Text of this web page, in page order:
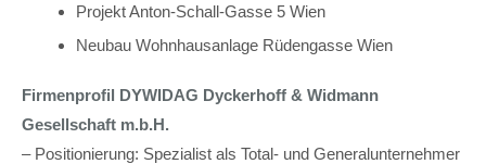
Projekt Anton-Schall-Gasse 5 Wien
Neubau Wohnhausanlage Rüdengasse Wien
Firmenprofil DYWIDAG Dyckerhoff & Widmann
Gesellschaft m.b.H.
– Positionierung: Spezialist als Total- und Generalunternehmer